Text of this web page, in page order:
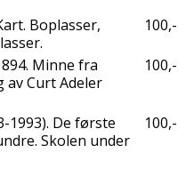
Boplasser,
100,-
Minne fra
av Curt Adeler
100,-
1993). De første
Skolen under
100,-